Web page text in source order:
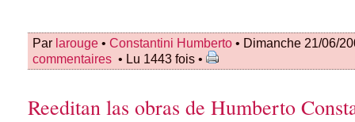
Par larouge • Constantini Humberto • Dimanche 21/06/
commentaires • Lu 1443 fois •
Reeditan las obras de Humberto